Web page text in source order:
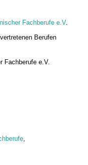
Fachberufe e.V.
Berufen
Fachberufe e.V.
,